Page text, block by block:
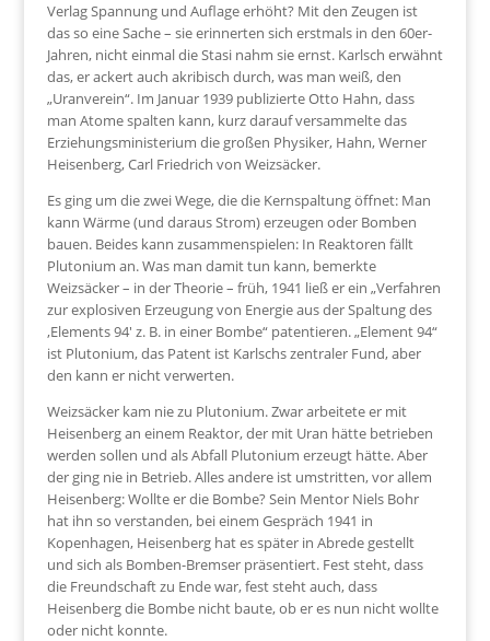
Verlag Spannung und Auflage erhöht? Mit den Zeugen ist
das so eine Sache – sie erinnerten sich erstmals in den 60er-
Jahren, nicht einmal die Stasi nahm sie ernst. Karlsch erwähnt
das, er ackert auch akribisch durch, was man weiß, den
„Uranverein“. Im Januar 1939 publizierte Otto Hahn, dass
man Atome spalten kann, kurz darauf versammelte das
Erziehungsministerium die großen Physiker, Hahn, Werner
Heisenberg, Carl Friedrich von Weizsäcker.
Es ging um die zwei Wege, die die Kernspaltung öffnet: Man
kann Wärme (und daraus Strom) erzeugen oder Bomben
bauen. Beides kann zusammenspielen: In Reaktoren fällt
Plutonium an. Was man damit tun kann, bemerkte
Weizsäcker – in der Theorie – früh, 1941 ließ er ein „Verfahren
zur explosiven Erzeugung von Energie aus der Spaltung des
,Elements 94′ z. B. in einer Bombe“ patentieren. „Element 94“
ist Plutonium, das Patent ist Karlschs zentraler Fund, aber
den kann er nicht verwerten.
Weizsäcker kam nie zu Plutonium. Zwar arbeitete er mit
Heisenberg an einem Reaktor, der mit Uran hätte betrieben
werden sollen und als Abfall Plutonium erzeugt hätte. Aber
der ging nie in Betrieb. Alles andere ist umstritten, vor allem
Heisenberg: Wollte er die Bombe? Sein Mentor Niels Bohr
hat ihn so verstanden, bei einem Gespräch 1941 in
Kopenhagen, Heisenberg hat es später in Abrede gestellt
und sich als Bomben-Bremser präsentiert. Fest steht, dass
die Freundschaft zu Ende war, fest steht auch, dass
Heisenberg die Bombe nicht baute, ob er es nun nicht wollte
oder nicht konnte.